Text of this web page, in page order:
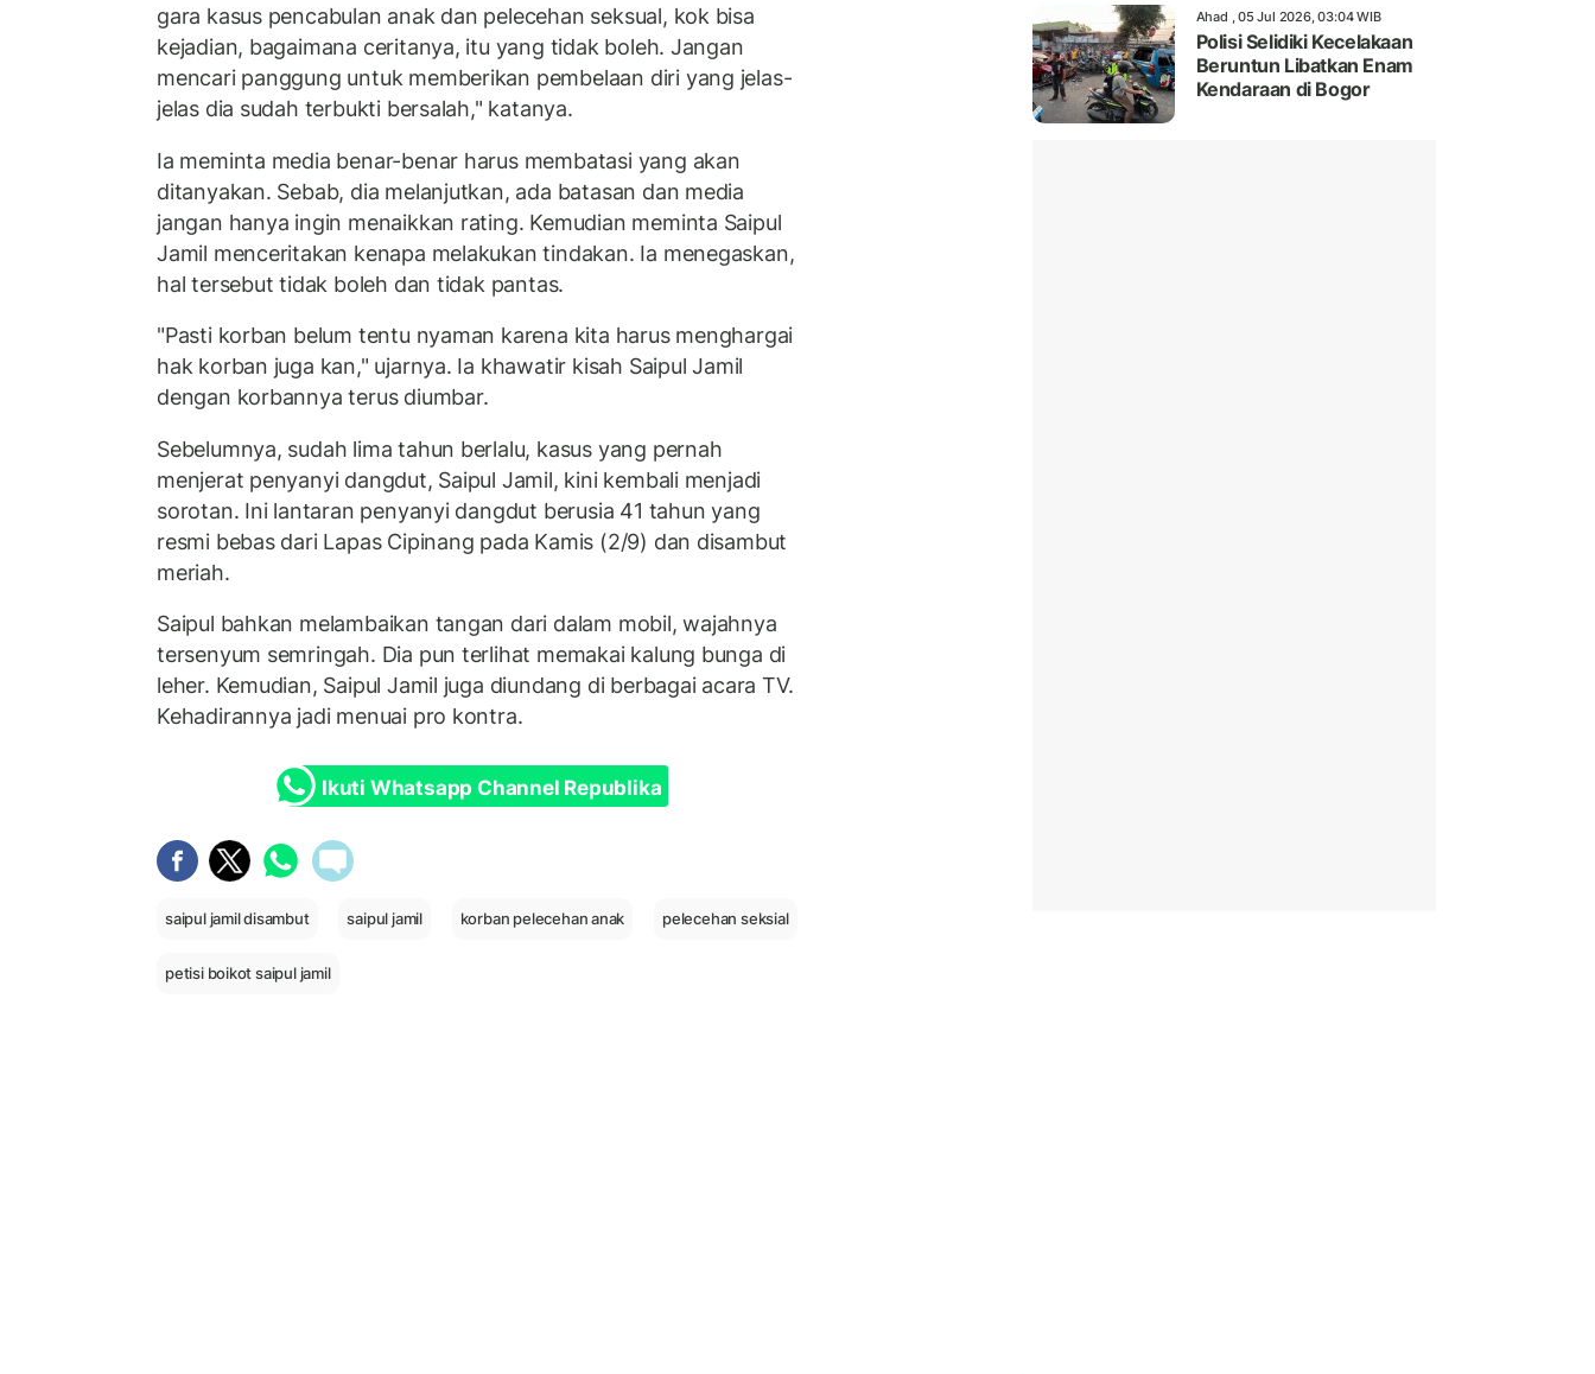
gara kasus pencabulan anak dan pelecehan seksual, kok bisa
kejadian, bagaimana ceritanya, itu yang tidak boleh. Jangan
mencari panggung untuk memberikan pembelaan diri yang jelas-
jelas dia sudah terbukti bersalah," katanya.
Ia meminta media benar-benar harus membatasi yang akan
ditanyakan. Sebab, dia melanjutkan, ada batasan dan media
jangan hanya ingin menaikkan rating. Kemudian meminta Saipul
Jamil menceritakan kenapa melakukan tindakan. Ia menegaskan,
hal tersebut tidak boleh dan tidak pantas.
"Pasti korban belum tentu nyaman karena kita harus menghargai
hak korban juga kan," ujarnya. Ia khawatir kisah Saipul Jamil
dengan korbannya terus diumbar.
Sebelumnya, sudah lima tahun berlalu, kasus yang pernah
menjerat penyanyi dangdut, Saipul Jamil, kini kembali menjadi
sorotan. Ini lantaran penyanyi dangdut berusia 41 tahun yang
resmi bebas dari Lapas Cipinang pada Kamis (2/9) dan disambut
meriah.
Saipul bahkan melambaikan tangan dari dalam mobil, wajahnya
tersenyum semringah. Dia pun terlihat memakai kalung bunga di
leher. Kemudian, Saipul Jamil juga diundang di berbagai acara TV.
Kehadirannya jadi menuai pro kontra.
Ikuti Whatsapp Channel Republika
saipul jamil disambut saipul jamil korban pelecehan anak pelecehan seksial
petisi boikot saipul jamil
Ahad , 05 Jul 2026, 03:04 WIB
Polisi Selidiki Kecelakaan
Beruntun Libatkan Enam
Kendaraan di Bogor